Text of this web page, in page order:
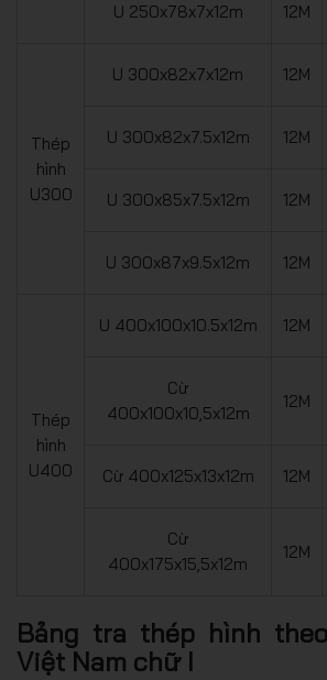
U 250x78x7x12m 12M
Thép
hình
U300
U 300x82x7x12m 12M
U 300x82x7.5x12m 12M
U 300x85x7.5x12m 12M
U 300x87x9.5x12m 12M
Thép
hình
U400
U 400x100x10.5x12m 12M
Cừ
400x100x10,5x12m
12M
Cừ 400x125x13x12m 12M
Cừ
400x175x15,5x12m
12M
Bảng tra thép hình
Việt Nam chữ I